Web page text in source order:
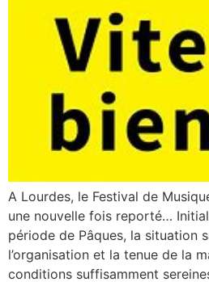
A Lourdes, le Festival de
une nouvelle fois reporté…
période de Pâques, la situation
l’organisation et la tenue de la
conditions suffisamment